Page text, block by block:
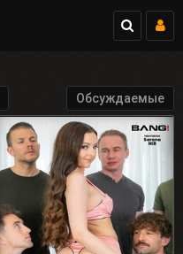
Обсуждаемые
11:14
Закрыть
Перейти